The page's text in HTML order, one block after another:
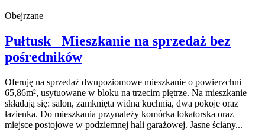
Obejrzane
Pułtusk Mieszkanie na sprzedaż bez
pośredników
Oferuję na sprzedaż dwupoziomowe mieszkanie o powierzchni
65,86m², usytuowane w bloku na trzecim piętrze. Na mieszkanie
składają się: salon, zamknięta widna kuchnia, dwa pokoje oraz
łazienka. Do mieszkania przynależy komórka lokatorska oraz
miejsce postojowe w podziemnej hali garażowej. Jasne ściany...